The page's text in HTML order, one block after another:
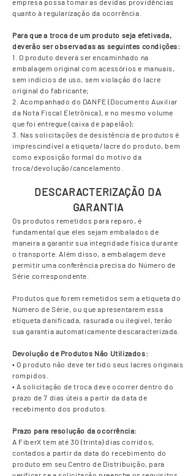
empresa possa tomar as devidas providências
quanto à regularização da ocorrência.
Para que a troca de um produto seja efetivada,
deverão ser observadas as seguintes condições:
1. O produto deverá ser encaminhado na
embalagem original com acessórios e manuais,
sem indícios de uso, sem violação do lacre
original do fabricante;
2. Acompanhado do DANFE (Documento Auxiliar
da Nota Fiscal Eletrônica), e no mesmo volume
que foi entregue (caixa de papelão);
3. Nas solicitações de desistência de produtos é
imprescindível a etiqueta/lacre do produto, bem
como exposição formal do motivo da
troca/devolução/cancelamento.
DESCARACTERIZAÇÃO DA
GARANTIA
Os produtos remetidos para reparo, é
fundamental que eles sejam embalados de
maneira a garantir sua integridade física durante
o transporte. Além disso, a embalagem deve
permitir uma conferência precisa do Número de
Série correspondente.
Produtos que forem remetidos sem a etiqueta do
Número de Série, ou que apresentarem essa
etiqueta danificada, rasurada ou ilegível, terão
sua garantia automaticamente descaracterizada.
Devolução de Produtos Não Utilizados:
• O produto não deve ter tido seus lacres originais
rompidos.
• A solicitação de troca deve ocorrer dentro do
prazo de 7 dias úteis a partir da data de
recebimento dos produtos.
Prazo para resolução da ocorrência:
A FiberX tem até 30 (trinta) dias corridos,
contados a partir da data do recebimento do
produto em seu Centro de Distribuição, para